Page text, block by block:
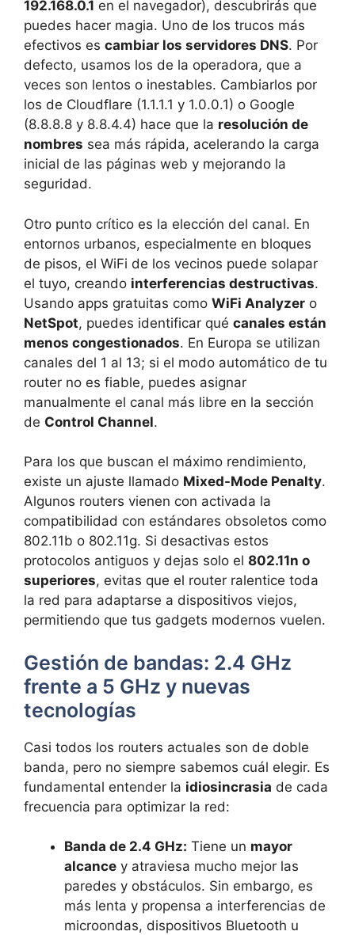
192.168.0.1 en el navegador), descubrirás que
puedes hacer magia. Uno de los trucos más
efectivos es cambiar los servidores DNS. Por
defecto, usamos los de la operadora, que a
veces son lentos o inestables. Cambiarlos por
los de Cloudflare (1.1.1.1 y 1.0.0.1) o Google
(8.8.8.8 y 8.8.4.4) hace que la resolución de
nombres sea más rápida, acelerando la carga
inicial de las páginas web y mejorando la
seguridad.
Otro punto crítico es la elección del canal. En
entornos urbanos, especialmente en bloques
de pisos, el WiFi de los vecinos puede solapar
el tuyo, creando interferencias destructivas.
Usando apps gratuitas como WiFi Analyzer o
NetSpot, puedes identificar qué canales están
menos congestionados. En Europa se utilizan
canales del 1 al 13; si el modo automático de tu
router no es fiable, puedes asignar
manualmente el canal más libre en la sección
de Control Channel.
Para los que buscan el máximo rendimiento,
existe un ajuste llamado Mixed-Mode Penalty.
Algunos routers vienen con activada la
compatibilidad con estándares obsoletos como
802.11b o 802.11g. Si desactivas estos
protocolos antiguos y dejas solo el 802.11n o
superiores, evitas que el router ralentice toda
la red para adaptarse a dispositivos viejos,
permitiendo que tus gadgets modernos vuelen.
Gestión de bandas: 2.4 GHz
frente a 5 GHz y nuevas
tecnologías
Casi todos los routers actuales son de doble
banda, pero no siempre sabemos cuál elegir. Es
fundamental entender la idiosincrasia de cada
frecuencia para optimizar la red:
Banda de 2.4 GHz: Tiene un mayor
alcance y atraviesa mucho mejor las
paredes y obstáculos. Sin embargo, es
más lenta y propensa a interferencias de
microondas, dispositivos Bluetooth u